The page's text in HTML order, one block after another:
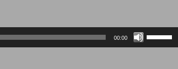
00:00
Utilisez
les